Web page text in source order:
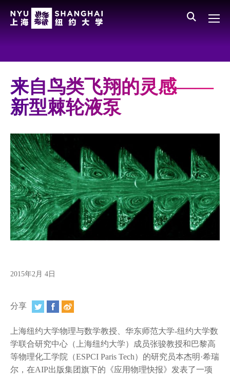
All NYU
学校领导
师资队伍
新闻与媒体报道
人物
聚焦
媒体视点
视频
新闻简报
上海纽约大学汇刊
学生说
校园内外
来自鸟类飞翔的灵感——
新型棘轮液泵
2015年2月 4日
分享
上海纽约大学物理与数学教授、华东师范大学-纽约大学数
学联合研究中心（上海纽约大学）成员张骏教授和巴黎高
等物理化工学院（ESPCI Paris Tech）的研究员本杰明·希瑞
尔，在AIP出版集团旗下的《应用物理快报》发表了一项